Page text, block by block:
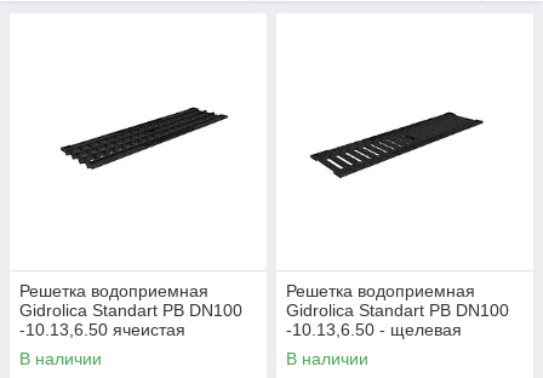
Решетка водоприемная
Gidrolica Standart РВ DN100
-10.13,6.50 ячеистая
чугунная ВЧ, кл. С250
В наличии
Решетка водоприемная
Gidrolica Standart РВ DN100
-10.13,6.50 - щелевая
чугунная ВЧ, кл. С250
В наличии